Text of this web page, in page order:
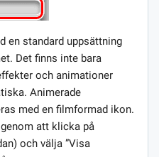
en standard uppsättning
Det finns inte bara
och animationer
Animerade
med en filmformad ikon.
att klicka på
och välja ”Visa